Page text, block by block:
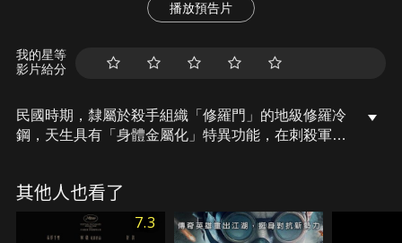
播放預告片
我的星等
影片給分
民國時期，隸屬於殺手組織「修羅門」的地級修羅冷
鋼，天生具有「身體金屬化」特異功能，在刺殺軍閥
情和溫暖，讓一直棲身在黑暗中、過著刀尖舔血生活
的冷鋼對自己的選擇有所動搖，也促使他決心要回歸
平凡。但是與外國勢力勾結的極樂幫，卻在此時大肆
其他人也看了
7.3